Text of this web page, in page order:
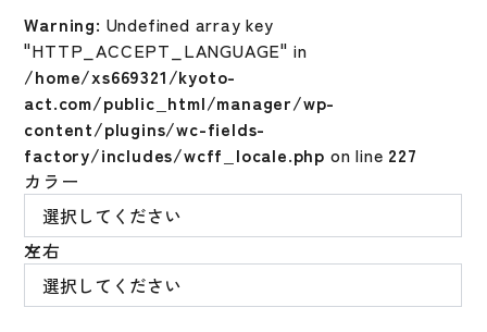
Warning: Undefined array key
"HTTP_ACCEPT_LANGUAGE" in
/home/xs669321/kyoto-
act.com/public_html/manager/wp-
content/plugins/wc-fields-
factory/includes/wcff_locale.php on line 227
カラー
左右